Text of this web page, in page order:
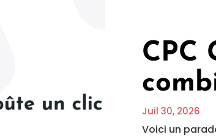
CPC
Juil 30, 2026
Voici un